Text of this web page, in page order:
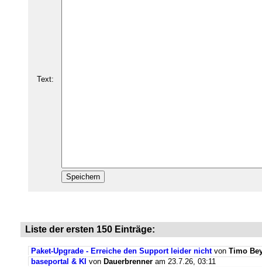
Text:
Liste der ersten 150 Einträge:
Paket-Upgrade - Erreiche den Support leider nichtvon Timo
baseportal & KI von Dauerbrenner am 23.7.26, 03:11